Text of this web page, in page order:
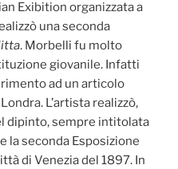
Exibition organizzata a
una seconda
. Morbelli fu molto
giovanile. Infatti
ad un articolo
L’artista realizzò,
dipinto, sempre intitolata
la seconda Esposizione
di Venezia del 1897. In